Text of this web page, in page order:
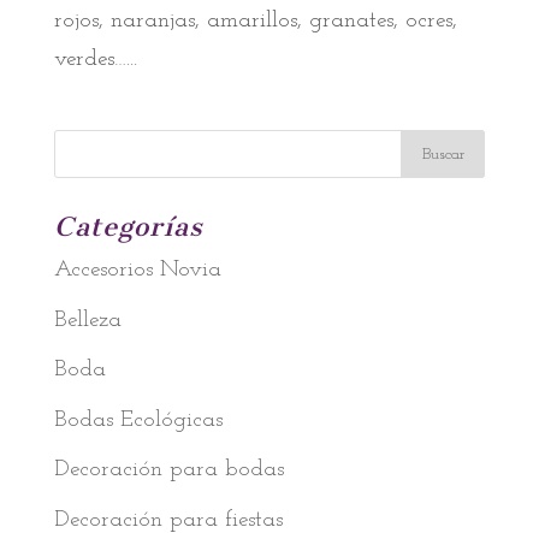
rojos, naranjas, amarillos, granates, ocres,
verdes…...
Categorías
Accesorios Novia
Belleza
Boda
Bodas Ecológicas
Decoración para bodas
Decoración para fiestas